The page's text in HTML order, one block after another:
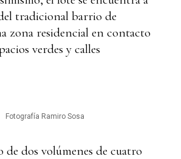
tradicional barrio de
zona residencial en contacto
verdes y calles
Fotografía Ramiro Sosa
de dos volúmenes de cuatro